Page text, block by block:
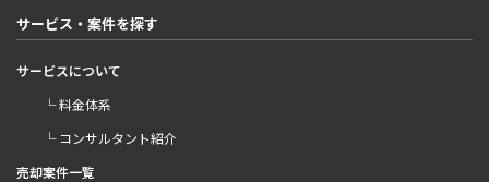
サービス・案件を探す
サービスについて
└ 料金体系
└ コンサルタント紹介
売却案件一覧